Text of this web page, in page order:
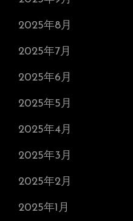
2025年8月
2025年7月
2025年6月
2025年5月
2025年4月
2025年3月
2025年2月
2025年1月